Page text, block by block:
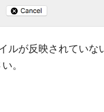
が反映されていな
。